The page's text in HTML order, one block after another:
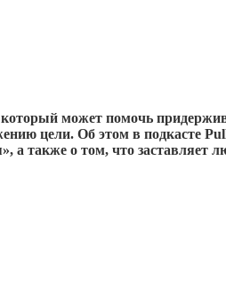
может помочь
цели. Об этом в подкасте
а также о том, что заставляет